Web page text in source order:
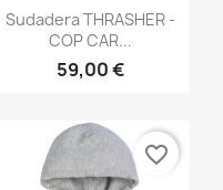
Vista rápida
Sudadera THRASHER -
COP CAR...
59,00 €
favorite_border